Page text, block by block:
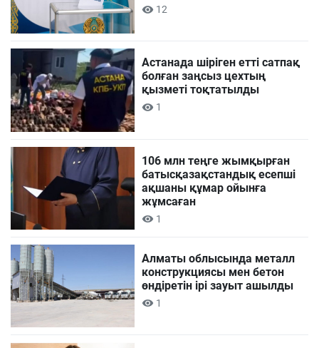
12
Астанада шіріген етті сатпақ
болған заңсыз цехтың
қызметі тоқтатылды
1
106 млн теңге жымқырған
батысқазақстандық есепші
ақшаны құмар ойынға
жұмсаған
1
Алматы облысында металл
конструкциясы мен бетон
өндіретін ірі зауыт ашылды
1